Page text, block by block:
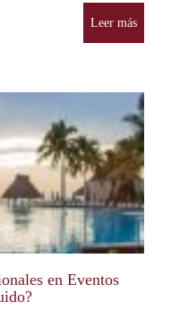
Leer más
en Eventos